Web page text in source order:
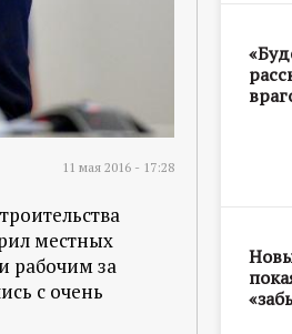
11 мая 2016 - 17:28
местных
рабочим за
с очень